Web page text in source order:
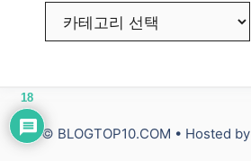
© BLOGTOP10.COM • Hosted by
18